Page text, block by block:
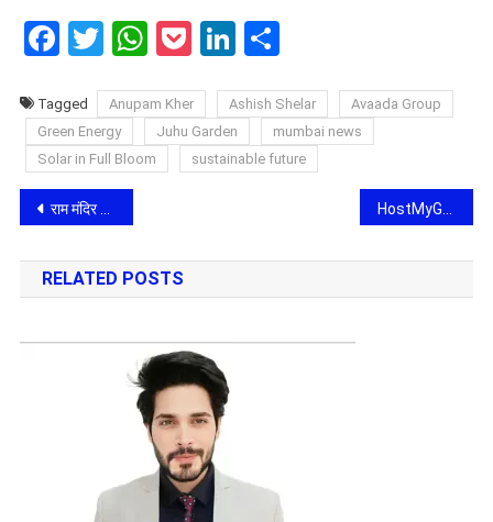
Facebook
Twitter
WhatsApp
PocketLinkedIn
Share
Tagged Anupam Kher Ashish Shelar
Avaada Group
Green Energy
Juhu Garden
mumbai news
Solar in Full Bloom
sustainable future
Post
navigation
राम मंदिर चढ़ावा चोरी पर छलका धीरेंद्र शास्त्री का दर्द, बोले- “रावण ने सीता जी को चुराया था, इन्होंने तो करोड़ों का भरोसा लूटा”
RELATED POSTS